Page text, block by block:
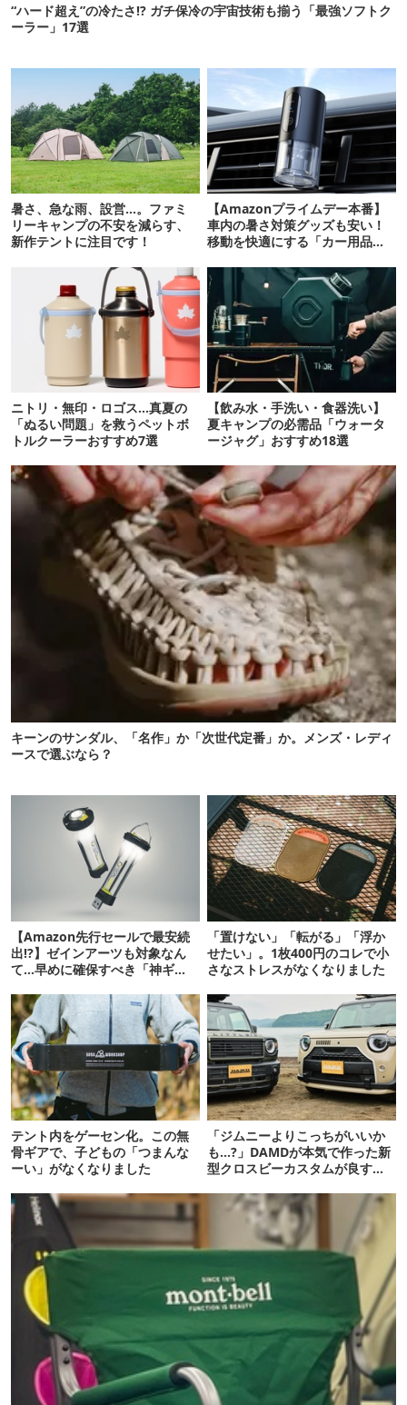
“ハード超え”の冷たさ!? ガチ保冷の宇宙技術も揃う「最強ソフトク
ーラー」17選
暑さ、急な雨、設営…。ファミ
リーキャンプの不安を減らす、
新作テントに注目です！
【Amazonプライムデー本番】
車内の暑さ対策グッズも安い！
移動を快適にする「カー用品」
ニトリ・無印・ロゴス…真夏の
「ぬるい問題」を救うペットボ
トルクーラーおすすめ7選
【飲み水・手洗い・食器洗い】
夏キャンプの必需品「ウォータ
ージャグ」おすすめ18選
キーンのサンダル、「名作」か「次世代定番」か。メンズ・レディ
ースで選ぶなら？
【Amazon先行セールで最安続
出!?】ゼインアーツも対象なん
て…早めに確保すべき「神ギ
「置けない」「転がる」「浮か
せたい」。1枚400円のコレで小
さなストレスがなくなりました
テント内をゲーセン化。この無
骨ギアで、子どもの「つまんな
ーい」がなくなりました
「ジムニーよりこっちがいいか
も…?」DAMDが本気で作った新
型クロスビーカスタムが良すぎ